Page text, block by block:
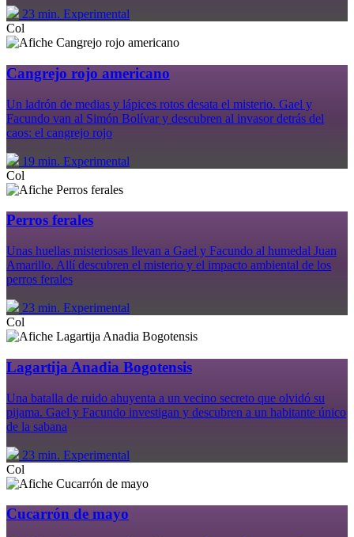
23 min. Experimental
Col
Cangrejo rojo americano
Un ladrón de medias y lápices rotos desata el misterio. Gael y
Facundo van al Simón Bolívar y descubren al invasor detrás del
caos: el cangrejo rojo
19 min. Experimental
Col
Perros ferales
Unas huellas misteriosas llevan a Gael y Facundo al humedal Juan
Amarillo. Allí descubren el misterio y el impacto ambiental de los
perros ferales
23 min. Experimental
Col
Lagartija Anadia Bogotensis
Una batalla de ruido ahuyenta a un vecino secreto que olvidó su
pijama. Gael y Facundo investigan y descubren a un habitante único
de la sabana
23 min. Experimental
Col
Cucarrón de mayo